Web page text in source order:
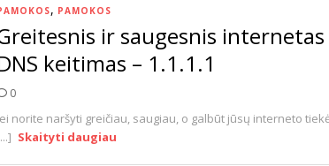
, PAMOKOS
ir saugesnis internetas
keitimas – 1.1.1.1
0
norite naršyti greičiau, saugiau, o galbūt jūsų interneto
Skaityti daugiau